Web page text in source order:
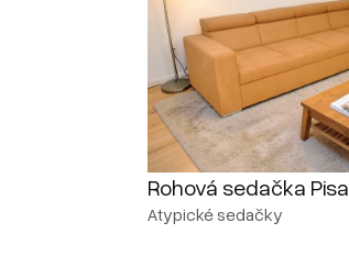
Rohová sedačka Pisa
Atypické sedačky